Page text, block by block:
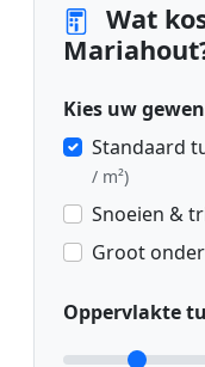
Wat
Kies uw
Standaard
/ m²)
Snoeien &
Groot
Oppervlakte